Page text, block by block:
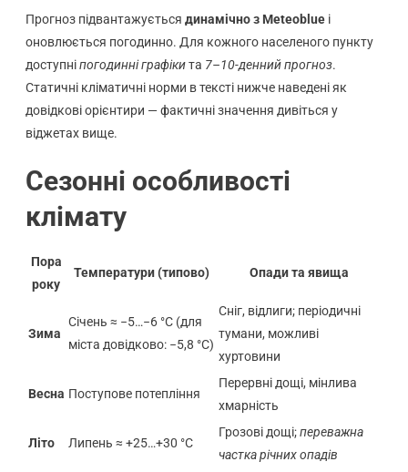
Прогноз підвантажується динамічно з Meteoblueі
оновлюється погодинно. Для кожного населеного пункту
доступніпогодинні графікита 7–10-денний прогноз.
Статичні кліматичні норми в тексті нижче наведені як
довідкові орієнтири — фактичні значення дивіться у
віджетах вище.
Сезонні особливості
клімату
Пора
року
Температури (типово) Опади та явища
Зима
Січень ≈ −5…−6 °C (для
міста довідково: −5,8 °C)
Сніг, відлиги; періодичні
тумани, можливі
хуртовини
Весна Поступове потепління
Перервні дощі, мінлива
хмарність
Літо Липень ≈ +25…+30 °C
Грозові дощі;переважна
частка річних опадів